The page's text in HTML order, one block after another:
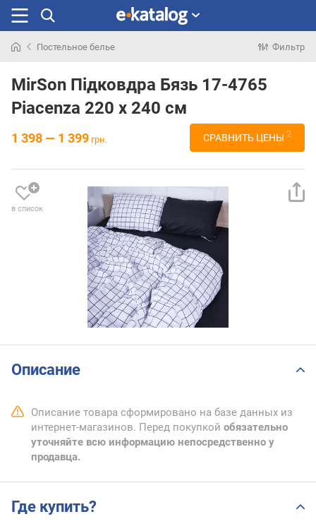
раньше
Постельное белье Фильтр
MirSon Підковдра Бязь 17-4765
Piacenza 220 x 240 см
1 398 — 1 399 грн. СРАВНИТЬ ЦЕНЫ 2
в список
Описание
Описание товара сформировано на базе данных из
интернет-магазинов. Перед покупкой обязательно
уточняйте всю информацию непосредственно у
продавца.
Где купить?